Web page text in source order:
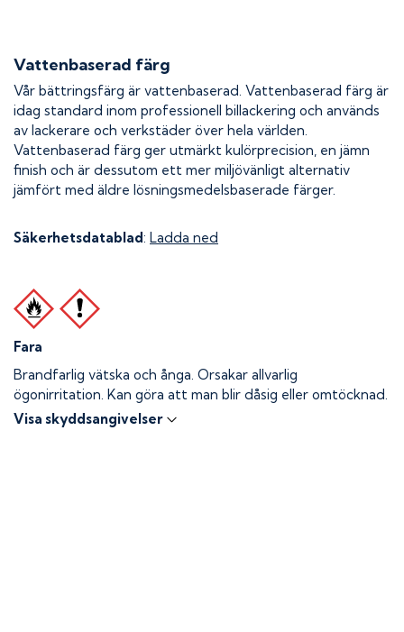
Vattenbaserad färg
Vår bättringsfärg är vattenbaserad. Vattenbaserad färg är
idag standard inom professionell billackering och används
av lackerare och verkstäder över hela världen.
Vattenbaserad färg ger utmärkt kulörprecision, en jämn
finish och är dessutom ett mer miljövänligt alternativ
jämfört med äldre lösningsmedelsbaserade färger.
Säkerhetsdatablad: Ladda ned
Fara
Brandfarlig vätska och ånga. Orsakar allvarlig
ögonirritation. Kan göra att man blir dåsig eller omtöcknad.
Visa skyddsangivelser